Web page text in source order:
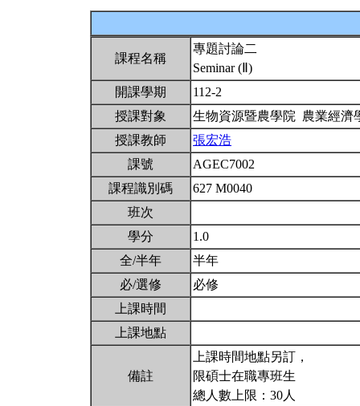
課程名稱
專題討論二
Seminar (Ⅱ)
開課學期
112-2
授課對象
生物資源暨農學院 農業經
授課教師
張宏浩
課號
AGEC7002
課程識別碼
627 M0040
班次
學分
1.0
全/半年
半年
必/選修
必修
上課時間
上課地點
備註
上課時間地點另訂，
限碩士在職專班生
總人數上限：30人